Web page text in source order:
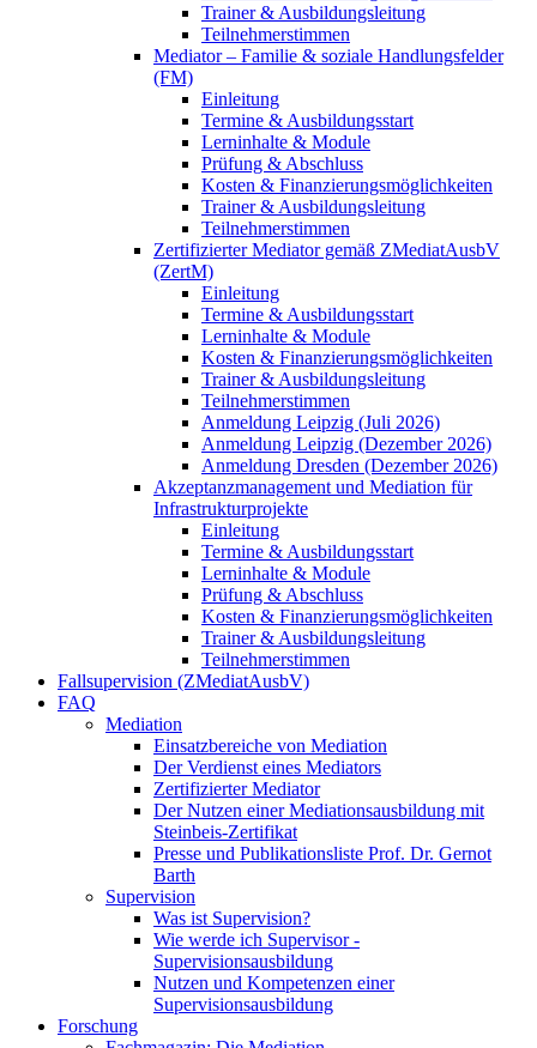
Trainer & Ausbildungsleitung
Teilnehmerstimmen
Mediator – Familie & soziale Handlungsfelder
(FM)
Einleitung
Termine & Ausbildungsstart
Lerninhalte & Module
Prüfung & Abschluss
Kosten & Finanzierungsmöglichkeiten
Trainer & Ausbildungsleitung
Teilnehmerstimmen
Zertifizierter Mediator gemäß ZMediatAusbV
(ZertM)
Einleitung
Termine & Ausbildungsstart
Lerninhalte & Module
Kosten & Finanzierungsmöglichkeiten
Trainer & Ausbildungsleitung
Teilnehmerstimmen
Anmeldung Leipzig (Juli 2026)
Anmeldung Leipzig (Dezember 2026)
Anmeldung Dresden (Dezember 2026)
Akzeptanzmanagement und Mediation für
Infrastrukturprojekte
Einleitung
Termine & Ausbildungsstart
Lerninhalte & Module
Prüfung & Abschluss
Kosten & Finanzierungsmöglichkeiten
Trainer & Ausbildungsleitung
Teilnehmerstimmen
Fallsupervision (ZMediatAusbV)
FAQ
Mediation
Einsatzbereiche von Mediation
Der Verdienst eines Mediators
Zertifizierter Mediator
Der Nutzen einer Mediationsausbildung mit
Steinbeis-Zertifikat
Presse und Publikationsliste Prof. Dr. Gernot
Barth
Supervision
Was ist Supervision?
Wie werde ich Supervisor -
Supervisionsausbildung
Nutzen und Kompetenzen einer
Supervisionsausbildung
Forschung